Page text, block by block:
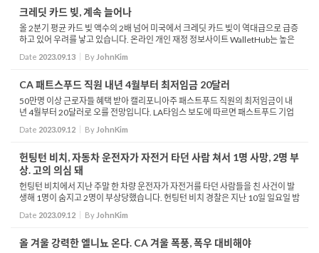
크레딧 카드 빚, 계속 늘어나
올 2분기 평균 카드 빚 액수의 2배 넘어 미국에서 크레딧 카드 빚이 역대급으로 급증
하고 있어 우려를 낳고 있습니다. 온라인 개인 재정 정보사이트 WalletHub는 높은
인플레이션과 지속적인 금리인상 등으로 재정이 팍팍해진 미국에서 크레딧 카드에
대한 의...
Date 2023.09.13 By JohnKim
CA 패트스푸드 직원 내년 4월부터 최저임금 20달러
50만명 이상 근로자들 혜택 받아 캘리포니아주 패스트푸드 직원의 최저임금이 내
년 4월부터 20달러로 오를 전망입니다. LA타임스 보도에 따르면 패스트푸드 기업
들과 노동계 사이 협상이 지난 주말 합의에 도달해 최저임금을 20달러로 인상하기
로 했습니다. ...
Date 2023.09.12 By JohnKim
헌팅턴 비치, 자동차 운전자가 자전거 타던 사람 쳐서 1명 사망, 2명 부
상. 고의 의심 돼
헌팅턴 비치에서 지난 주말 한 차량 운전자가 자전거를 타던 사람들을 친 사건이 발
생해 1명이 숨지고 2명이 부상당했습니다. 헌팅턴 비치 경찰은 지난 10일 일요일 밤
10시부터 한 시간 사이 3건의 사건이 벌어졌다면서, 이 운전자가 고의로 이들을 치
고 달...
Date 2023.09.12 By JohnKim
올 겨울 강력한 엘니뇨 온다. CA 겨울 폭풍, 폭우 대비해야